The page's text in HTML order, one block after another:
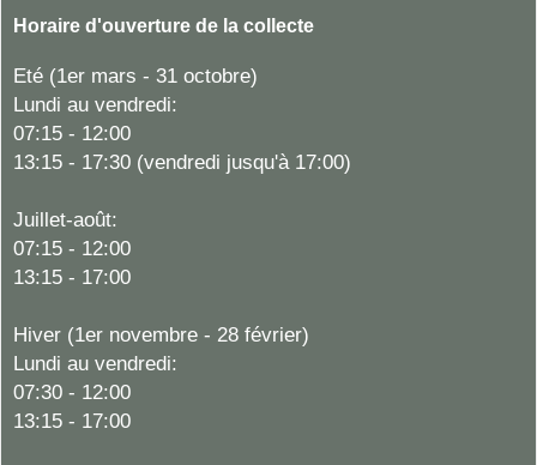
Horaire d'ouverture de la collecte
Eté (1er mars - 31 octobre)
Lundi au vendredi:
07:15 - 12:00
13:15 - 17:30 (vendredi jusqu'à 17:00)
Juillet-août:
07:15 - 12:00
13:15 - 17:00
Hiver (1er novembre - 28 février)
Lundi au vendredi:
07:30 - 12:00
13:15 - 17:00